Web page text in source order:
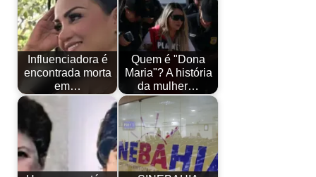
Influenciadora é
encontrada morta
em…
Quem é "Dona
Maria"? A história
da mulher…